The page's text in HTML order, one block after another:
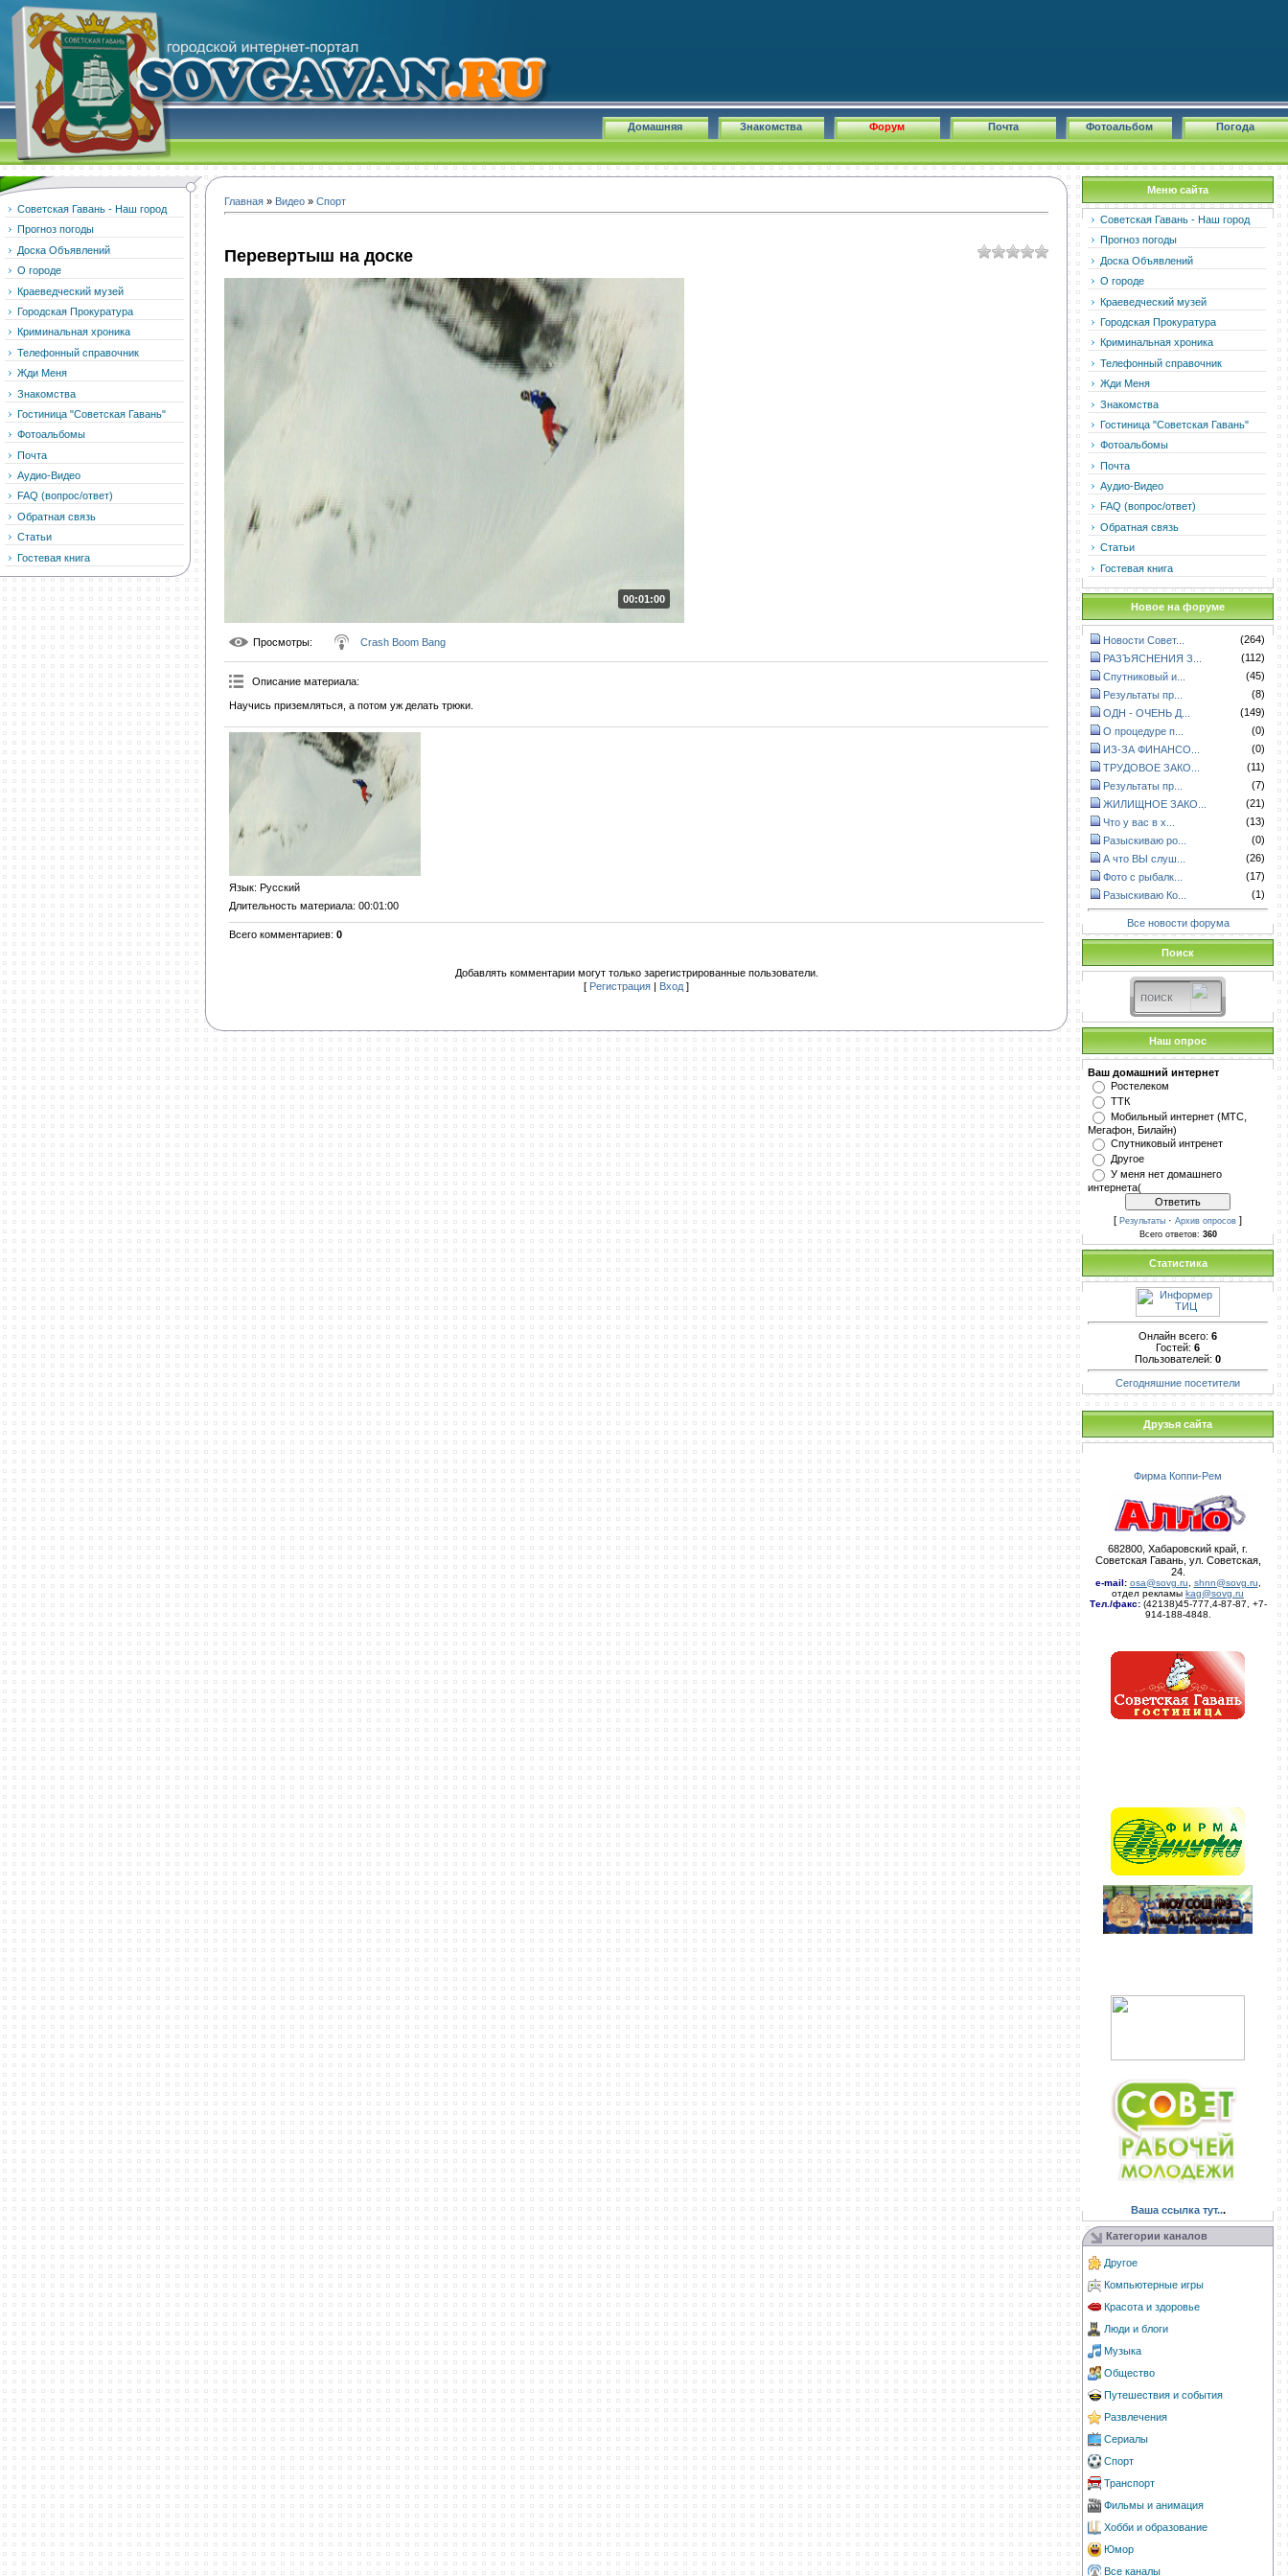
Погода
Фотоальбом
Почта
Форум
Знакомства
Домашняя
Советская Гавань - Наш город
Прогноз погоды
Доска Объявлений
О городе
Краеведческий музей
Городская Прокуратура
Криминальная хроника
Телефонный справочник
Жди Меня
Знакомства
Гостиница "Советская Гавань"
Фотоальбомы
Почта
Аудио-Видео
FAQ (вопрос/ответ)
Обратная связь
Статьи
Гостевая книга
Главная » Видео » Спорт
Перевертыш на доске
00:01:00
Просмотры: Crash Boom Bang
Описание материала:
Научись приземляться, а потом уж делать трюки.
Язык: Русский
Длительность материала: 00:01:00
Всего комментариев: 0
Добавлять комментарии могут только зарегистрированные пользователи.
[ Регистрация | Вход ]
Меню сайта
Советская Гавань - Наш город
Прогноз погоды
Доска Объявлений
О городе
Краеведческий музей
Городская Прокуратура
Криминальная хроника
Телефонный справочник
Жди Меня
Знакомства
Гостиница "Советская Гавань"
Фотоальбомы
Почта
Аудио-Видео
FAQ (вопрос/ответ)
Обратная связь
Статьи
Гостевая книга
Новое на форуме
Новости Совет...
(264)
РАЗЪЯСНЕНИЯ З...
(112)
Спутниковый и...
(45)
Результаты пр...
(8)
ОДН - ОЧЕНЬ Д...
(149)
О процедуре п...
(0)
ИЗ-ЗА ФИНАНСО...
(0)
ТРУДОВОЕ ЗАКО...
(11)
Результаты пр...
(7)
ЖИЛИЩНОЕ ЗАКО...
(21)
Что у вас в х...
(13)
Разыскиваю ро...
(0)
А что ВЫ слуш...
(26)
Фото с рыбалк...
(17)
Разыскиваю Ко...
(1)
Все новости форума
Поиск
Наш опрос
Ваш домашний интернет
Ростелеком
ТТК
Мобильный интернет (МТС,
Мегафон, Билайн)
Спутниковый интренет
Другое
У меня нет домашнего
интернета(
[ Результаты · Архив опросов ]
Всего ответов: 360
Статистика
Онлайн всего: 6
Гостей: 6
Пользователей: 0
Сегодняшние посетители
Друзья сайта
Фирма Коппи-Рем
682800, Хабаровский край, г.
Советская Гавань, ул. Советская,
24.
e-mail: osa@sovg.ru shnn@sovg.ru
отдел рекламы kag@sovg.ru
Тел./факс:(42138)45-777,4-87-87, +7-
914-188-4848.
Ваша ссылка тут...
Категории каналов
Другое
Компьютерные игры
Красота и здоровье
Люди и блоги
Музыка
Общество
Путешествия и события
Развлечения
Сериалы
Спорт
Транспорт
Фильмы и анимация
Хобби и образование
Юмор
Все каналы